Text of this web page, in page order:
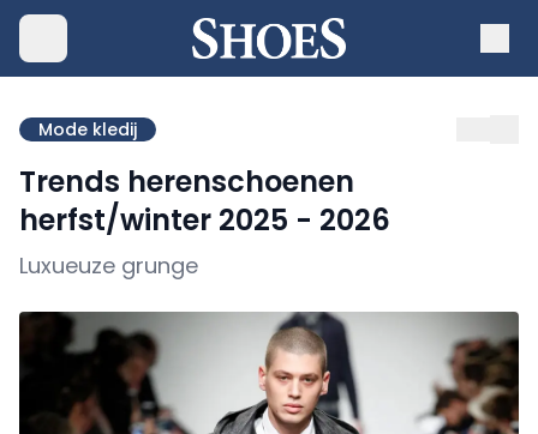
Mode kledij
Trends herenschoenen
herfst/winter 2025 - 2026
Luxueuze grunge